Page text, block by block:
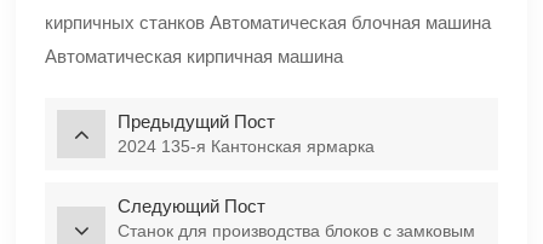
кирпичных станков Автоматическая блочная машина
Автоматическая кирпичная машина
Предыдущий Пост
2024 135-я Кантонская ярмарка
Следующий Пост
Станок для производства блоков с замковым